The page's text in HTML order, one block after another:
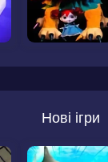
Нові ігри